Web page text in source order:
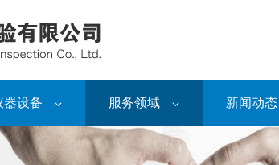
器设备 服务领域 新闻动态